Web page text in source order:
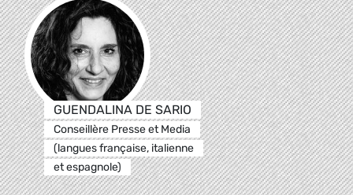
GUENDALINA DE SARIO
Conseillère Presse et Media
(langues française, italienne
et espagnole)